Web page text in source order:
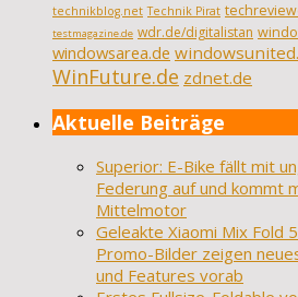
technikblog.net Technik Pirat
testmagazine.de wdr.de/digitalistan
windowsarea.de
WinFuture.de zdnet.de
Aktuelle Beiträge
Superior: E-Bike fällt mit
Federung auf und kommt
Mittelmotor
Geleakte Xiaomi Mix Fold
Promo-Bilder zeigen
und Features vorab